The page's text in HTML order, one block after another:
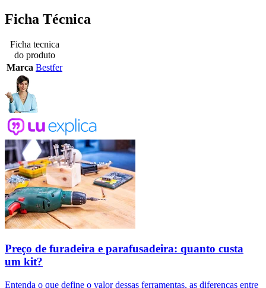
Ficha Técnica
Ficha tecnica
do produto
Marca Bestfer
Preço de furadeira e parafusadeira: quanto custa
um kit?
Entenda o que define o valor dessas ferramentas, as diferenças entre